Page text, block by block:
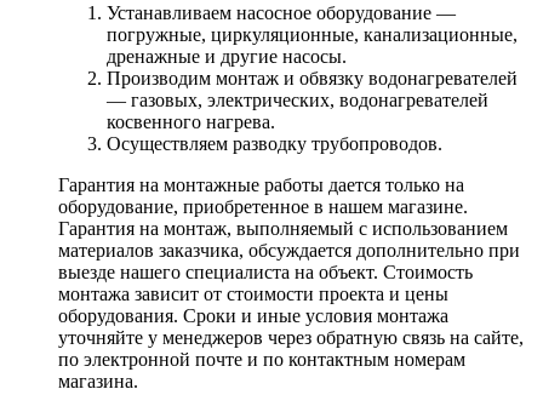
Устанавливаем насосное оборудование —
погружные, циркуляционные, канализационные,
дренажные и другие насосы.
Производим монтаж и обвязку водонагревателей
— газовых, электрических, водонагревателей
косвенного нагрева.
Осуществляем разводку трубопроводов.
Гарантия на монтажные работы дается только на
оборудование, приобретенное в нашем магазине.
Гарантия на монтаж, выполняемый с использованием
материалов заказчика, обсуждается дополнительно при
выезде нашего специалиста на объект. Стоимость
монтажа зависит от стоимости проекта и цены
оборудования. Сроки и иные условия монтажа
уточняйте у менеджеров через обратную связь на сайте,
по электронной почте и по контактным номерам
магазина.